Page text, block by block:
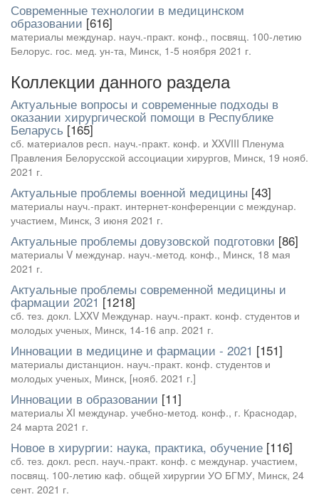
Современные технологии в медицинском
образовании [616]
материалы междунар. науч.-практ. конф., посвящ. 100-летию
Белорус. гос. мед. ун-та, Минск, 1-5 ноября 2021 г.
Коллекции данного раздела
Актуальные вопросы и современные подходы в
оказании хирургической помощи в Республике
Беларусь [165]
сб. материалов респ. науч.-практ. конф. и XXVIII Пленума
Правления Белорусской ассоциации хирургов, Минск, 19 нояб.
2021 г.
Актуальные проблемы военной медицины [43]
материалы науч.-практ. интернет-конференции с междунар.
участием, Минск, 3 июня 2021 г.
Актуальные проблемы довузовской подготовки [86]
материалы V междунар. науч.-метод. конф., Минск, 18 мая
2021 г.
Актуальные проблемы современной медицины и
фармации 2021 [1218]
сб. тез. докл. LXXV Междунар. науч.-практ. конф. студентов и
молодых ученых, Минск, 14-16 апр. 2021 г.
Инновации в медицине и фармации - 2021 [151]
материалы дистанцион. науч.-практ. конф. студентов и
молодых ученых, Минск, [нояб. 2021 г.]
Инновации в образовании [11]
материалы XI междунар. учебно-метод. конф., г. Краснодар,
24 марта 2021 г.
Новое в хирургии: наука, практика, обучение [116]
сб. тез. докл. респ. науч.-практ. конф. с междунар. участием,
посвящ. 100-летию каф. общей хирургии УО БГМУ, Минск, 24
сент. 2021 г.